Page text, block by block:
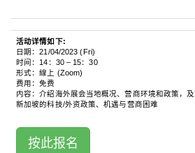
活动详情如下:
日期：21/04/2023 (Fri)
时间：14：30 – 15：30
形式：線上 (Zoom)
费用：免费
内容：介绍海外展会当地概况、营商环境和政策，
新加坡的科技/外资政策、机遇与营商困难
按此报名